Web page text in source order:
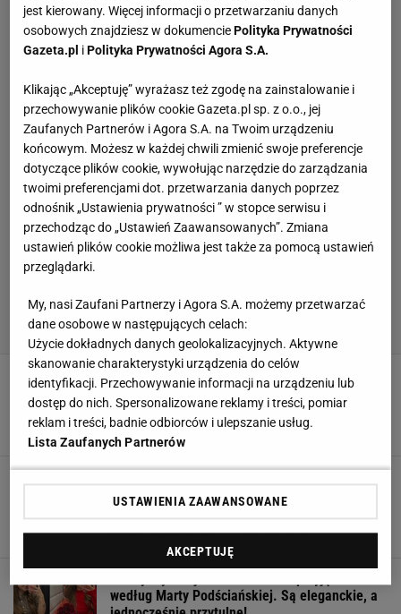
Reserved przecenia kurtkę w kolorze gorzkiej
czekolady. Ten skórzany fason kosztuje teraz
129,99 zł
Marta Podściańska, 30 LIPCA 2026, 08:09
wakacje. Te modele wyglądają drożej, niż
kosztują
Marta Podściańska,17 LIPCA 2026, 15:28
według Marty Podściańskiej. Są eleganckie, a
jest kierowany. Więcej informacji o przetwarzaniu danych
osobowych znajdziesz w dokumenciePolityka Prywatności
Gazeta.pl iPolityka Prywatności Agora S.A.
Klikając „Akceptuję” wyrażasz też zgodę na zainstalowanie i
przechowywanie plików cookie Gazeta.pl sp. z o.o., jej
Zaufanych Partnerów i Agora S.A. na Twoim urządzeniu
końcowym. Możesz w każdej chwili zmienić swoje preferencje
dotyczące plików cookie, wywołując narzędzie do zarządzania
twoimi preferencjami dot. przetwarzania danych poprzez
odnośnik „Ustawienia prywatności ” w stopce serwisu i
przechodząc do „Ustawień Zaawansowanych”. Zmiana
ustawień plików cookie możliwa jest także za pomocą ustawień
przeglądarki.
My, nasi Zaufani Partnerzy i Agora S.A. możemy przetwarzać
dane osobowe w następujących celach:
Użycie dokładnych danych geolokalizacyjnych. Aktywne
skanowanie charakterystyki urządzenia do celów
identyfikacji. Przechowywanie informacji na urządzeniu lub
dostęp do nich. Spersonalizowane reklamy i treści, pomiar
reklam i treści, badnie odbiorców i ulepszanie usług.
Lista Zaufanych Partnerów
USTAWIENIA ZAAWANSOWANE
AKCEPTUJĘ